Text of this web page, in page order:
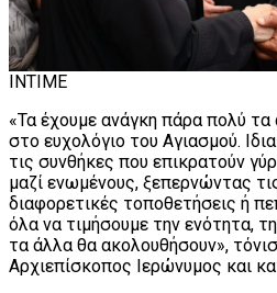
INTIME
«Τα έχουμε ανάγκη πάρα πολύ
στο ευχολόγιο του Αγιασμού.
τις συνθήκες που επικρατούν
μαζί ενωμένους, ξεπερνώντας
διαφορετικές τοποθετήσεις ή
όλα να τιμήσουμε την ενότητα,
τα άλλα θα ακολουθήσουν»,
Αρχιεπίσκοπος Ιερώνυμος και